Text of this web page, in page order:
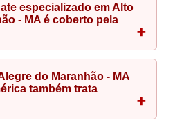
especializado em Alto
- MA é coberto pela
do Maranhão - MA
também trata